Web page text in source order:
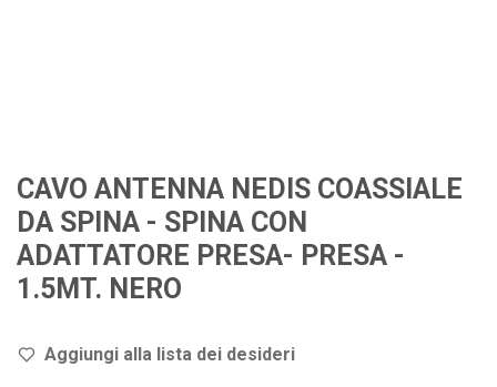
CAVO ANTENNA NEDIS COASSIALE
DA SPINA - SPINA CON
ADATTATORE PRESA- PRESA -
1.5MT. NERO
Aggiungi alla lista dei desideri